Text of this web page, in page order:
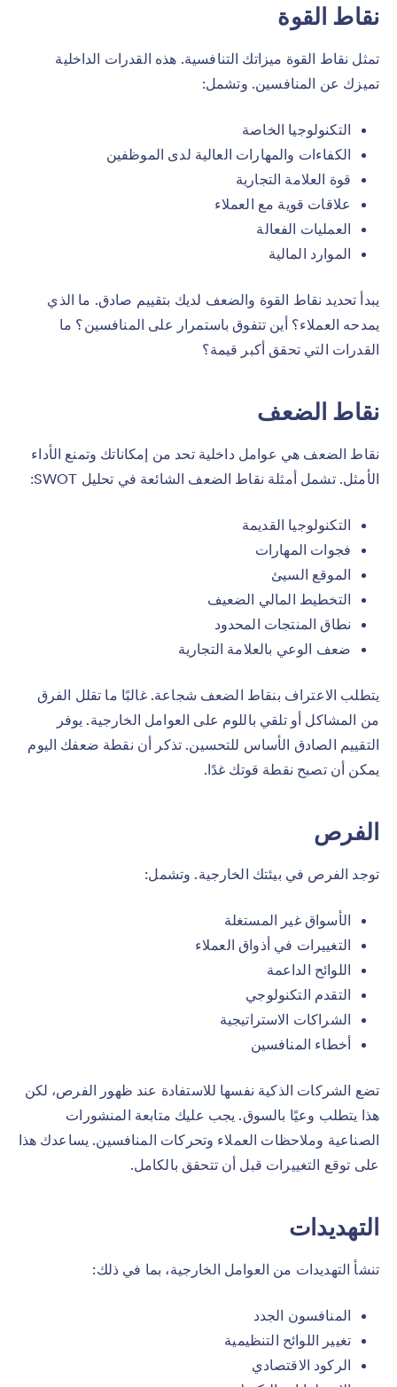
نقاط القوة
تمثل نقاط القوة ميزاتك التنافسية. هذه القدرات الداخلية
تميزك عن المنافسين. وتشمل:
التكنولوجيا الخاصة
الكفاءات والمهارات العالية لدى الموظفين
قوة العلامة التجارية
علاقات قوية مع العملاء
العمليات الفعالة
الموارد المالية
يبدأ تحديد نقاط القوة والضعف لديك بتقييم صادق. ما الذي
يمدحه العملاء؟ أين تتفوق باستمرار على المنافسين؟ ما
القدرات التي تحقق أكبر قيمة؟
نقاط الضعف
نقاط الضعف هي عوامل داخلية تحد من إمكاناتك وتمنع الأداء
الأمثل. تشمل أمثلة نقاط الضعف الشائعة في تحليل SWOT:
التكنولوجيا القديمة
فجوات المهارات
الموقع السيئ
التخطيط المالي الضعيف
نطاق المنتجات المحدود
ضعف الوعي بالعلامة التجارية
يتطلب الاعتراف بنقاط الضعف شجاعة. غالبًا ما تقلل الفرق
من المشاكل أو تلقي باللوم على العوامل الخارجية. يوفر
التقييم الصادق الأساس للتحسين. تذكر أن نقطة ضعفك اليوم
يمكن أن تصبح نقطة قوتك غدًا.
الفرص
توجد الفرص في بيئتك الخارجية. وتشمل:
الأسواق غير المستغلة
التغييرات في أذواق العملاء
اللوائح الداعمة
التقدم التكنولوجي
الشراكات الاستراتيجية
أخطاء المنافسين
تضع الشركات الذكية نفسها للاستفادة عند ظهور الفرص، لكن
هذا يتطلب وعيًا بالسوق. يجب عليك متابعة المنشورات
الصناعية وملاحظات العملاء وتحركات المنافسين. يساعدك هذا
على توقع التغييرات قبل أن تتحقق بالكامل.
التهديدات
تنشأ التهديدات من العوامل الخارجية، بما في ذلك:
المنافسون الجدد
تغيير اللوائح التنظيمية
الركود الاقتصادي